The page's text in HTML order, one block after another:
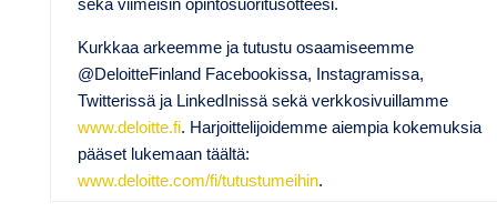
sekä viimeisin opintosuoritusotteesi.
Kurkkaa arkeemme ja tutustu osaamiseemme
@DeloitteFinland Facebookissa, Instagramissa,
Twitterissä ja LinkedInissä sekä verkkosivuillamme
www.deloitte.fi. Harjoittelijoidemme aiempia kokemuksia
pääset lukemaan täältä:
www.deloitte.com/fi/tutustumeihin.